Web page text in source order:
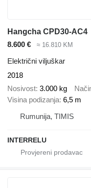
Hangcha CPD30-AC4
8.600 €
≈ 16.810 KM
Električni viljuškar
2018
Nosivost 3.000 kg
Visina podizanja 6,5 m
Rumunija, TIMIS
INTERRELU